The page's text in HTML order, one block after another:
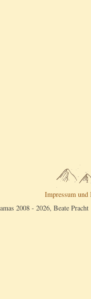
Impressum und
2008 - 2026, Beate Pracht